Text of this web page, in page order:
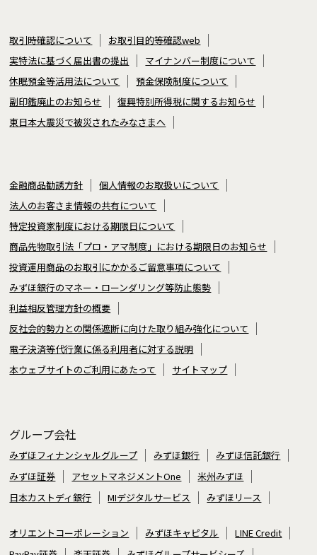
取引時確認について
お取引目的等確認web
実特法に基づく届出書の提出
マイナンバー制度について
休眠預金等活用法について
預金保険制度について
副印鑑廃止のお知らせ
復興特別所得税に関するお知らせ
東日本大震災で被災されたみなさまへ
金融商品勧誘方針
個人情報のお取扱いについて
法人のお客さま情報の共有について
特定投資家制度における期限日について
商品先物取引法「プロ・アマ制度」における期限日のお知らせ
投資運用商品のお取引にかかるご留意事項について
みずほ銀行のマネー・ローンダリング等防止態勢
利益相反管理方針の概要
反社会的勢力との関係遮断に向けた取り組み強化について
電子決済等代行業に係る利用者に対する説明
本ウェブサイトのご利用にあたって
サイトマップ
グループ会社
みずほフィナンシャルグループ みずほ銀行
みずほ信託銀行
みずほ証券
アセットマネジメントOne
米州みずほ
日本カストディ銀行
MIデジタルサービス みずほリース
オリエントコーポレーション みずほキャピタル
LINE Credit